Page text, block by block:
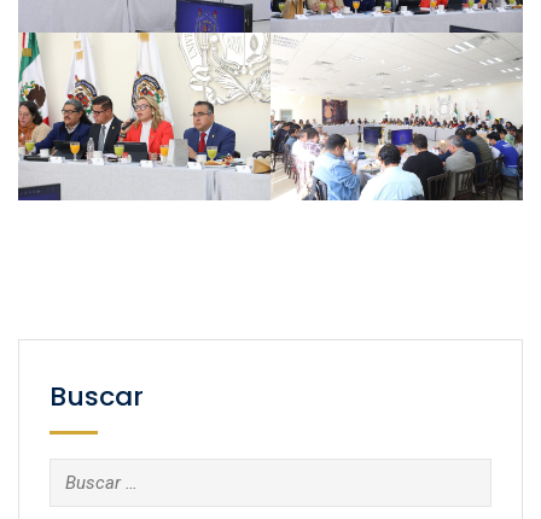
Buscar
Buscar: